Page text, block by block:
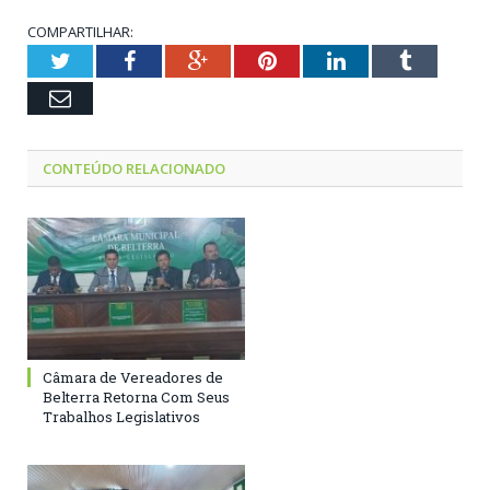
COMPARTILHAR:
TwitterFacebookGoogle+PinterestLinkedInTumblr
Email
CONTEÚDO RELACIONADO
Câmara de Vereadores de
Belterra Retorna Com Seus
Trabalhos Legislativos